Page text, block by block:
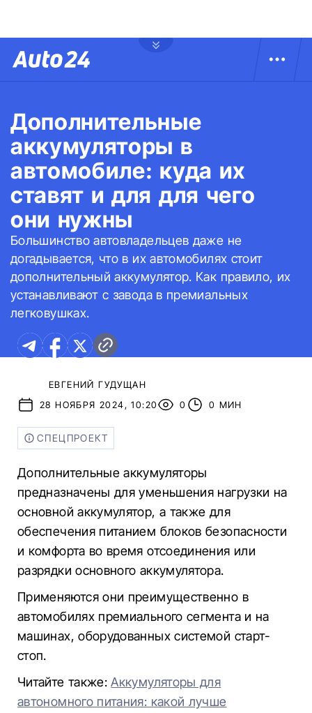
Дополнительные
аккумуляторы в
автомобиле: куда их
ставят и для для чего
они нужны
Большинство автовладельцев даже не
догадывается, что в их автомобилях стоит
дополнительный аккумулятор. Как правило, их
устанавливают с завода в премиальных
легковушках.
ЕВГЕНИЙ ГУДУЩАН
28 НОЯБРЯ 2024, 10:20
0 0 МИН
СПЕЦПРОЕКТ
Дополнительные аккумуляторы
предназначены для уменьшения нагрузки на
основной аккумулятор, а также для
обеспечения питанием блоков безопасности
и комфорта во время отсоединения или
разрядки основного аккумулятора.
Применяются они преимущественно в
автомобилях премиального сегмента и на
машинах, оборудованных системой старт-
стоп.
Читайте также:Аккумуляторы для
автономного питания: какой лучше